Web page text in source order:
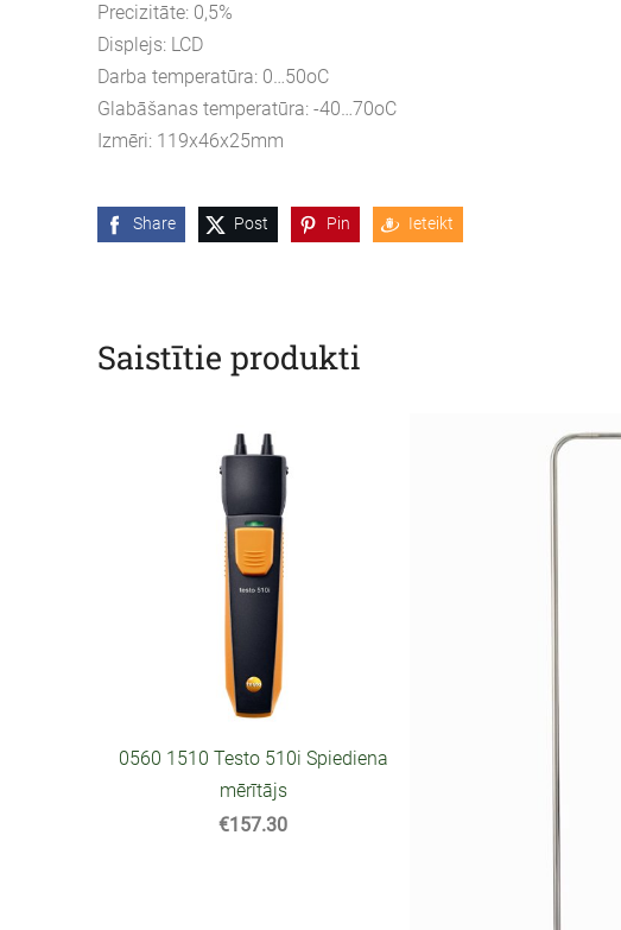
Precizitāte: 0,5%
Displejs: LCD
Darba temperatūra: 0…50oC
Glabāšanas temperatūra: -40…70oC
Izmēri: 119x46x25mm
Share Post Pin Ieteikt
Saistītie produkti
0560 1510 Testo 510i Spiediena
mērītājs
€157.30